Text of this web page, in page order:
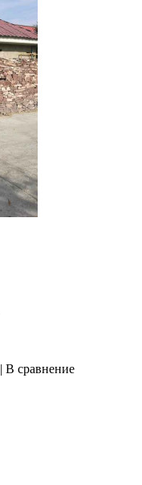
| В сравнение